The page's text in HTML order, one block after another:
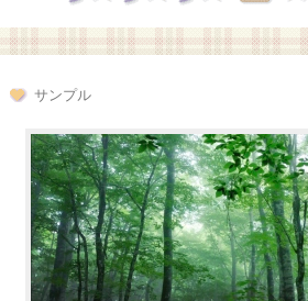
サンプル